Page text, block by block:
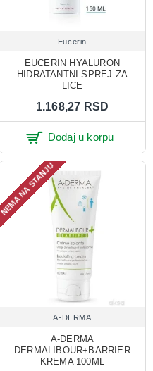
Eucerin
EUCERIN HYALURON
HIDRATANTNI SPREJ ZA
LICE
1.168,27 RSD
Dodaj u korpu
NEMA NA STANJU
A-DERMA
A-DERMA
DERMALIBOUR+BARRIER
KREMA 100ML